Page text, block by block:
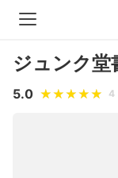
ジュンク堂
5.0 4